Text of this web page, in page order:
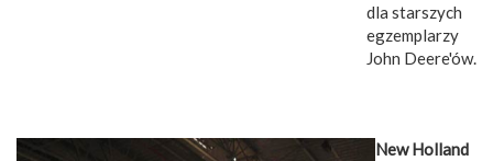
dla starszych
egzemplarzy
John Deere'ów.
New Holland